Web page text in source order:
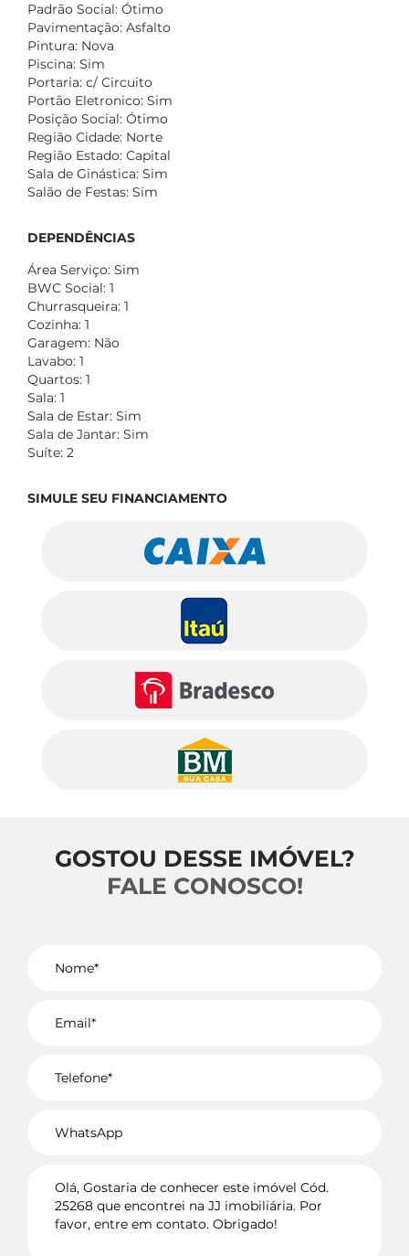
Padrão Social: Ótimo
Pavimentação: Asfalto
Pintura: Nova
Piscina: Sim
Portaria: c/ Circuito
Portão Eletronico: Sim
Posição Social: Ótimo
Região Cidade: Norte
Região Estado: Capital
Sala de Ginástica: Sim
Salão de Festas: Sim
DEPENDÊNCIAS
Área Serviço: Sim
BWC Social: 1
Churrasqueira: 1
Cozinha: 1
Garagem: Não
Lavabo: 1
Quartos: 1
Sala: 1
Sala de Estar: Sim
Sala de Jantar: Sim
Suíte: 2
SIMULE SEU FINANCIAMENTO
GOSTOU DESSE IMÓVEL?
FALE CONOSCO!